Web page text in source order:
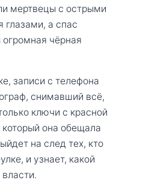
мертвецы с острыми
а спас
чёрная
записи с телефона
снимавший всё,
ключи с красной
она обещала
на след тех, кто
и узнает, какой